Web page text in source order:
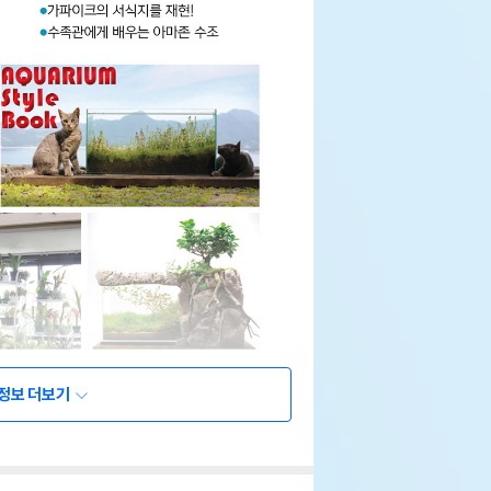
보 더보기